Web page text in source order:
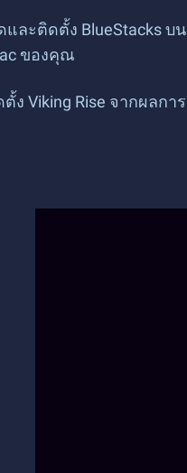
ละติดตั้ง BlueStacks บน
ของคุณ
ง Viking Rise จากผลการ